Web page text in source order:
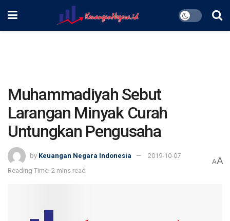
Muhammadiyah Sebut
Larangan Minyak Curah
Untungkan Pengusaha
by Keuangan Negara Indonesia
2019-10-07
Reading Time: 2 mins read
AA